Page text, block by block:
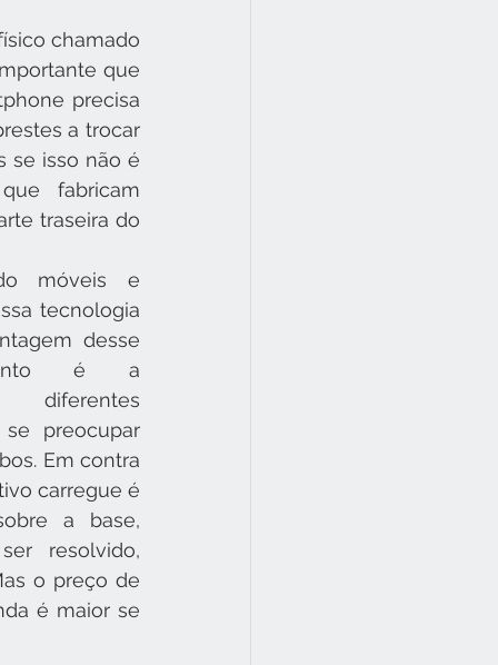
chamado
que
precisa
a trocar
se isso não é
fabricam
traseira do
móveis e
tecnologia
desse
é a
diferentes
preocupar
Em contra
carregue é
a base,
resolvido,
o preço de
é maior se